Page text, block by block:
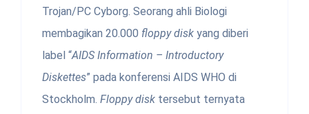
Trojan/PC Cyborg. Seorang ahli Biologi
membagikan 20.000 floppy disk yang diberi
label “AIDS Information – Introductory
Diskettes” pada konferensi AIDS WHO di
Stockholm. Floppy disk tersebut ternyata